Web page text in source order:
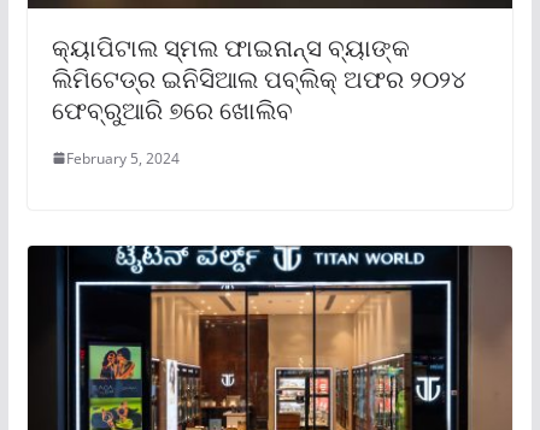
କ୍ୟାପିଟାଲ ସ୍ମଲ ଫାଇନାନ୍ସ ବ୍ୟାଙ୍କ
ଲିମିଟେଡ୍‌ର ଇନିସିଆଲ ପବ୍ଲିକ୍ ଅଫର ୨୦୨୪
ଫେବ୍ରୁଆରି ୭ରେ ଖୋଲିବ
February 5, 2024